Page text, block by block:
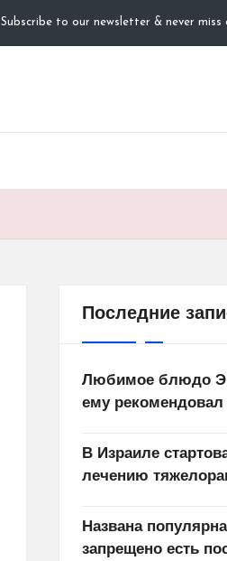
Subscribe to our newsletter & never miss
Последние
Любимое блюдо
ему рекомендовал
В Израиле
лечению
Названа
запрещено есть